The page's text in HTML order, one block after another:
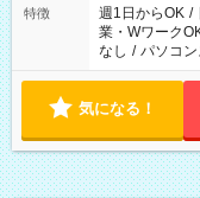
特徴 週1日からOK /
業・Wワーク
なし / パソコ
気になる！